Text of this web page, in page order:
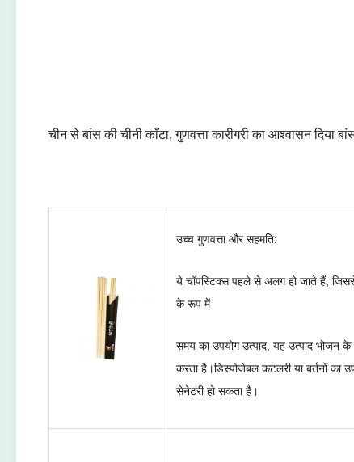
चीन से बांस की चीनी काँटा, गुणवत्ता कारीगरी का आश्वासन दिया
उच्च गुणवत्ता और सहमति:
ये चॉपस्टिक्स पहले से अलग हो जाते हैं,
के रूप में
समय का उपयोग उत्पाद, यह उत्पाद भोजन
करता है।डिस्पोजेबल कटलरी या बर्तनों
सेनेटरी हो सकता है।